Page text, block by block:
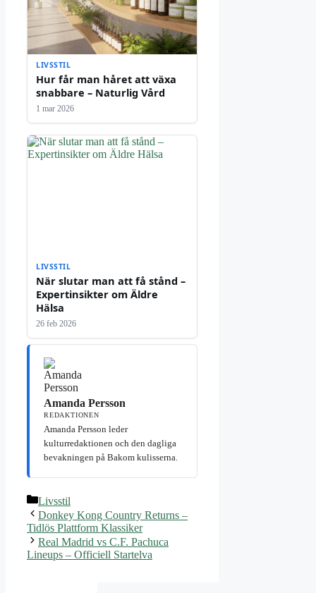
LIVSSTIL
Hur får man håret att växa
snabbare – Naturlig Vård
1 mar 2026
LIVSSTIL
När slutar man att få stånd –
Expertinsikter om Äldre
Hälsa
26 feb 2026
Amanda Persson
REDAKTIONEN
Amanda Persson leder
kulturredaktionen och den dagliga
bevakningen på Bakom kulisserna.
Kategorier
Livsstil
Donkey Kong Country Returns –
Tidlös Plattform Klassiker
Real Madrid vs C.F. Pachuca
Lineups – Officiell Startelva